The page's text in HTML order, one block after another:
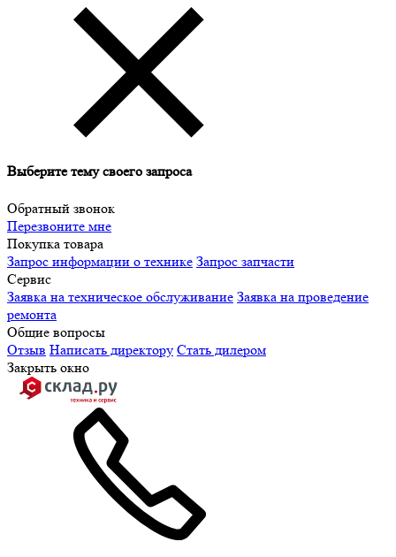
Выберите тему своего запроса
Обратный звонок
Перезвоните мне
Покупка товара
Запрос информации о технике Запрос запчасти
Сервис
Заявка на техническое обслуживание Заявка на проведение
ремонта
Общие вопросы
Отзыв Написать директору Стать дилером
Закрыть окно